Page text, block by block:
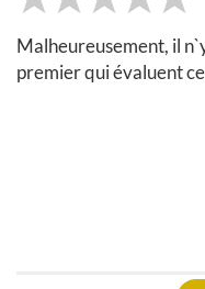
Malheureusement, il
premier qui évaluent